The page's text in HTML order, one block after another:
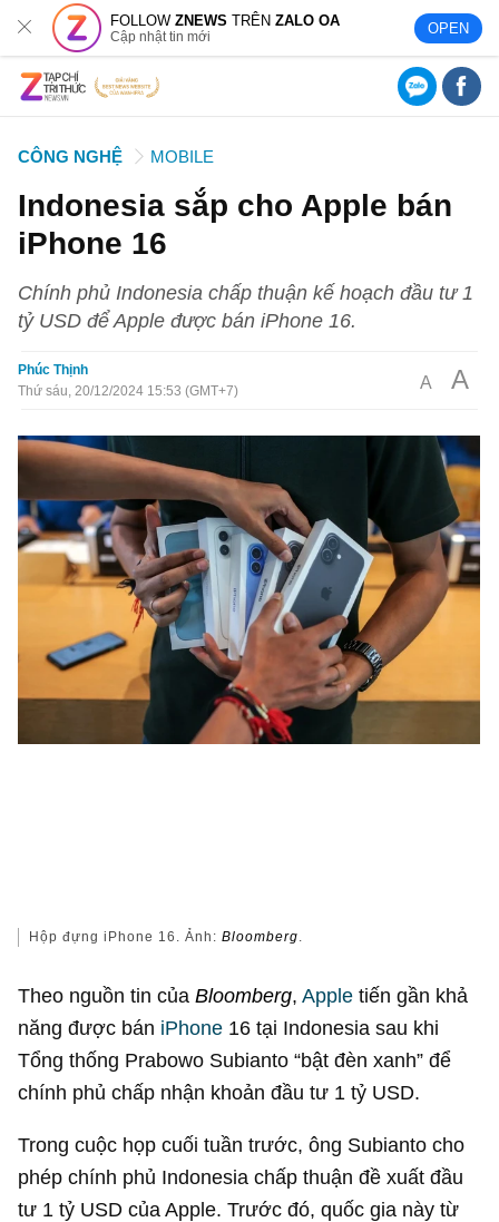
FOLLOWZNEWS TRÊNZALO OA
Cập nhật tin mới OPEN
CÔNG NGHỆ MOBILE
Indonesia sắp cho Apple bán
iPhone 16
Chính phủ Indonesia chấp thuận kế hoạch đầu tư 1
tỷ USD để Apple được bán iPhone 16.
Phúc Thịnh
Thứ sáu, 20/12/2024 15:53 (GMT+7)
A A
Hộp đựng iPhone 16. Ảnh:Bloomberg.
Theo nguồn tin củaBloomberg,Apple tiến gần khả
năng được bán iPhone 16 tại Indonesia sau khi
Tổng thống Prabowo Subianto “bật đèn xanh” để
chính phủ chấp nhận khoản đầu tư 1 tỷ USD.
Trong cuộc họp cuối tuần trước, ông Subianto cho
phép chính phủ Indonesia chấp thuận đề xuất đầu
tư 1 tỷ USD của Apple. Trước đó, quốc gia này từ